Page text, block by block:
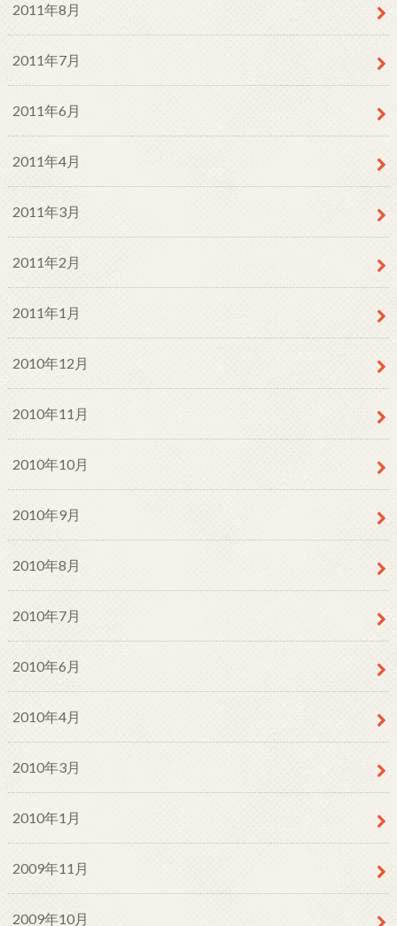
2011年8月
2011年7月
2011年6月
2011年4月
2011年3月
2011年2月
2011年1月
2010年12月
2010年11月
2010年10月
2010年9月
2010年8月
2010年7月
2010年6月
2010年4月
2010年3月
2010年1月
2009年11月
2009年10月